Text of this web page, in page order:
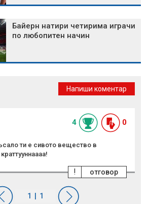
Байерн натири четирима играчи
по любопитен начин
Напиши коментар
4 0
ти е сивото вещество в
отговор
!